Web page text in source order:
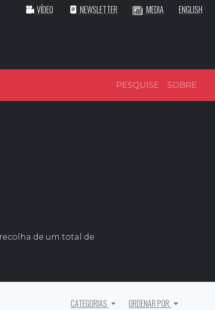
VÍDEO NEWSLETTER MEDIA ENGLISH
PESQUISE SOBRE
de um total de
CATEGORIAS ORDENAR POR